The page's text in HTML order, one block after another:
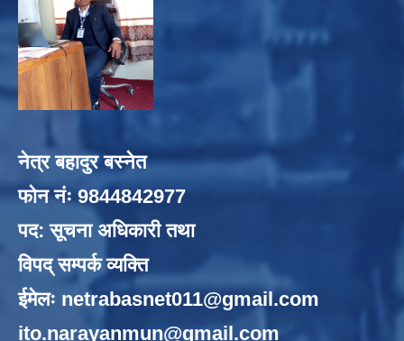
नेत्र बहादुर बस्नेत
फोन नंः 9844842977
पद: सूचना अधिकारी तथा
विपद् सम्पर्क व्यक्ति
ईमेलः netrabasnet011@gmail.com
ito.narayanmun@gmail.com